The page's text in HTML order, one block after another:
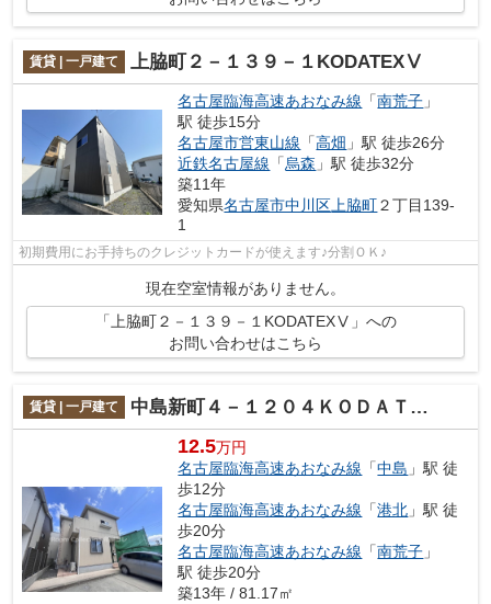
賃貸 | 一戸建て 上脇町２－１３９－１KODATEXⅤ
名古屋臨海高速あおなみ線 「南荒子 」
駅 徒歩15分
名古屋市営東山線 「高畑 」駅 徒歩26分
近鉄名古屋線 「烏森 」駅 徒歩32分
築11年
愛知県名古屋市中川区 上脇町２丁目139-
1
初期費用にお手持ちのクレジットカードが使えます♪分割ＯＫ♪
現在空室情報がありません。
「上脇町２－１３９－１KODATEXⅤ」への
お問い合わせはこちら
賃貸 | 一戸建て 中島新町４－１２０４ＫＯＤＡＴＥＸIV
12.5万円
名古屋臨海高速あおなみ線 「中島 」駅 徒
歩12分
名古屋臨海高速あおなみ線 「港北 」駅 徒
歩20分
名古屋臨海高速あおなみ線 「南荒子 」
駅 徒歩20分
築13年 / 81.17㎡